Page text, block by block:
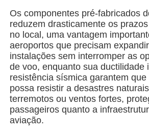
Oficina de Estrutura de Aço
Armazém de estruturas de aço
Armazém de estruturas de aço
Os componentes pré-fabricados
reduzem drasticamente os
no local, uma vantagem
aeroportos que precisam
instalações sem interromper as
de voo, enquanto sua ductilidade
resistência sísmica garantem que
possa resistir a desastres
terremotos ou ventos fortes,
passageiros quanto a
aviação.